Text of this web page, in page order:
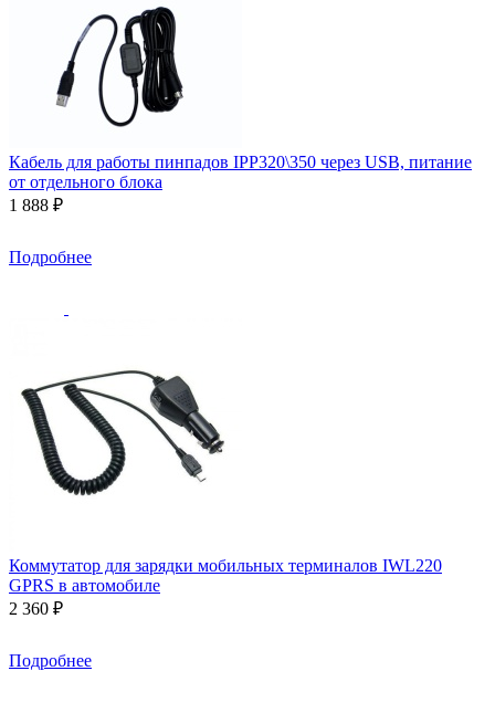
Кабель для работы пинпадов IPP320\350 через USB, питание
от отдельного блока
1 888 ₽
Подробнее
Коммутатор для зарядки мобильных терминалов IWL220
GPRS в автомобиле
2 360 ₽
Подробнее